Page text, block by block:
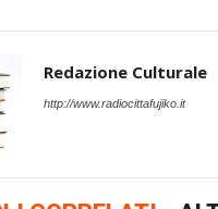
Redazione Culturale
http://www.radiocittafujiko.it